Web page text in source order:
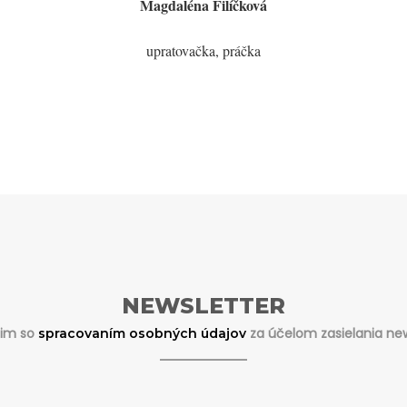
Magdaléna Filíčková
upratovačka, práčka
NEWSLETTER
so spracovaním osobných údajov za účelom zasielania